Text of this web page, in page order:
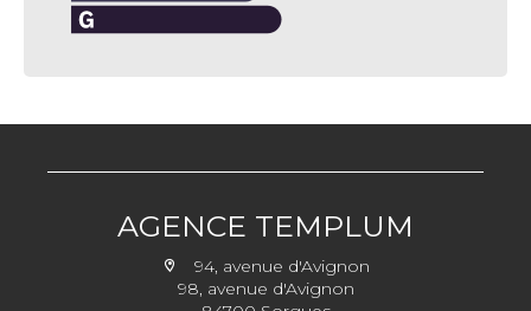
AGENCE TEMPLUM
94, avenue d'Avignon
98, avenue d'Avignon